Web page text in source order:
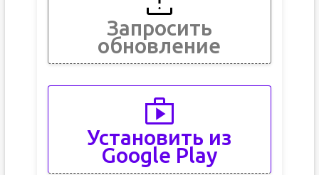
Запросить
обновление
Установить из
Google Play